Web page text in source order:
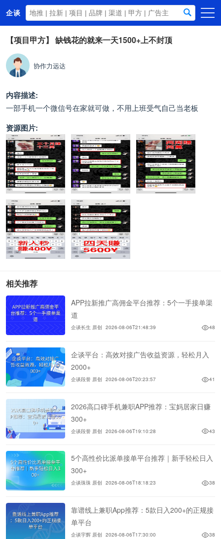
企谈
首页
商务资源
资讯动态
关于我们
【项目甲方】 缺钱花的就来一天1500+上不封顶
协作力远达
内容描述:
一部手机一个微信号在家就可做，不用上班受气自己当老板
资源图片:
相关推荐
APP拉新推广高佣金平台推荐：5个一手接单渠
道
企谈长生 原创 2026-08-06T21:48:39 48
企谈平台：高效对接广告收益资源，轻松月入
2000+
企谈段誉 原创 2026-08-06T20:23:57 41
2026高口碑手机兼职APP推荐：宝妈居家日赚
300+
企谈段誉 原创 2026-08-06T19:10:28 43
5个高性价比派单接单平台推荐｜新手轻松日入
300+
企谈珠珠 原创 2026-08-06T18:18:23 38
靠谱线上兼职App推荐：5款日入200+的正规接
单平台
企谈宇辉 原创 2026-08-06T17:30:00 38